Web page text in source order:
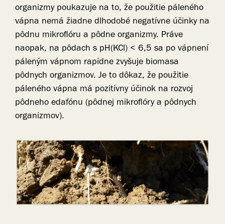
organizmy poukazuje na to, že použitie páleného
vápna nemá žiadne dlhodobé negatívne účinky na
pôdnu mikroflóru a pôdne organizmy. Práve
naopak, na pôdach s pH(KCl) < 6,5 sa po vápnení
páleným vápnom rapídne zvyšuje biomasa
pôdnych organizmov. Je to dôkaz, že použitie
páleného vápna má pozitívny účinok na rozvoj
pôdneho edafónu (pôdnej mikroflóry a pôdnych
organizmov).